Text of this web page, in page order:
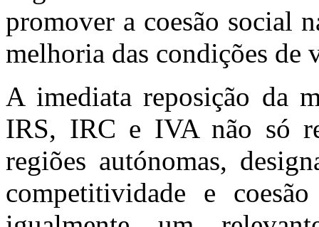
promover a coesão social
melhoria das condições de
A imediata reposição da
IRS, IRC e IVA não só
regiões autónomas,
competitividade e